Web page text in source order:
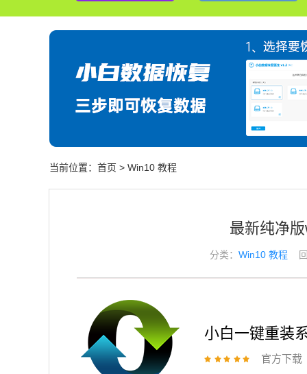
当前位置： 首页 > Win10 教程
最新纯净
分类：Win10 教程
小白一键重装
官方下载